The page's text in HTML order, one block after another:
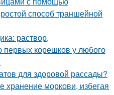
способ траншейной
раствор,
корешков у любого
для здоровой рассады?
хранение моркови, избегая